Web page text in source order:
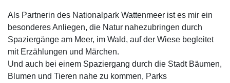
Als Partnerin des Nationalpark Wattenmeer ist es mir ein
besonderes Anliegen, die Natur nahezubringen durch
Spaziergänge am Meer, im Wald, auf der Wiese begleitet
mit Erzählungen und Märchen.
Und auch bei einem Spaziergang durch die Stadt Bäumen,
Blumen und Tieren nahe zu kommen, Parks